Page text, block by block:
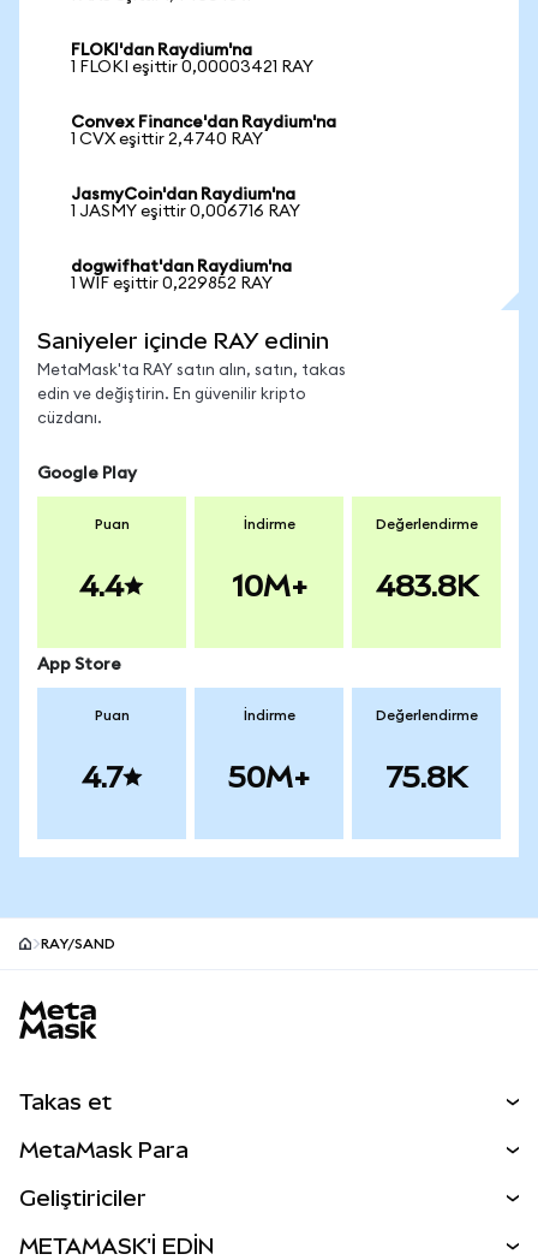
FLOKI'dan Raydium'na
1 FLOKI eşittir 0,00003421 RAY
Convex Finance'dan Raydium'na
1 CVX eşittir 2,4740 RAY
JasmyCoin'dan Raydium'na
1 JASMY eşittir 0,006716 RAY
dogwifhat'dan Raydium'na
1 WIF eşittir 0,229852 RAY
Saniyeler içinde RAY edinin
MetaMask'ta RAY satın alın, satın, takas
edin ve değiştirin. En güvenilir kripto
cüzdanı.
Google Play
Puan
4.4
İndirme
10M+
Değerlendirme
483.8K
App Store
Puan
4.7
İndirme
50M+
Değerlendirme
75.8K
RAY/SAND
Takas et
Perps
MetaMask Para
Geliştiriciler
METAMASK'İ EDİN